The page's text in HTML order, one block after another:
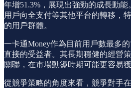
年增51.3%，展現出強勁的成長動
用戶向全支付等其他平台的轉移，
的用戶群體。
一卡通Money作為目前用戶數最多
直接的受益者。其長期穩健的經營
關聯，在市場動盪時期可能更容易獲
從競爭策略的角度來看，競爭對手